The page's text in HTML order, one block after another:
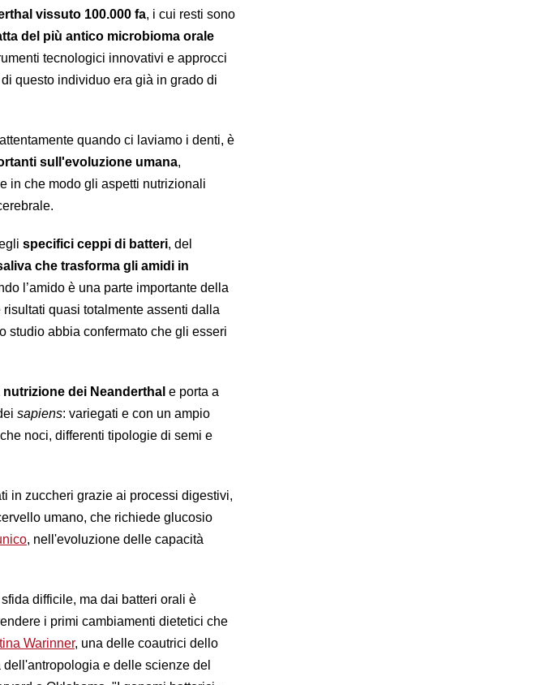
vissuto 100.000 fa, i cui resti sono
del più antico microbioma orale
tecnologici innovativi e approcci
questo individuo era già in grado di
quando ci laviamo i denti, è
sull'evoluzione umana,
in che modo gli aspetti nutrizionali
specifici ceppi di batteri, del
che trasforma gli amidi in
l’amido è una parte importante della
quasi totalmente assenti dalla
studio abbia confermato che gli esseri
dei Neanderthal e porta a
sapiens: variegati e con un ampio
noci, differenti tipologie di semi e
in zuccheri grazie ai processi digestivi,
umano, che richiede glucosio
, nell'evoluzione delle capacità
difficile, ma dai batteri orali è
i primi cambiamenti dietetici che
Warinner, una delle coautrici dello
e delle scienze del